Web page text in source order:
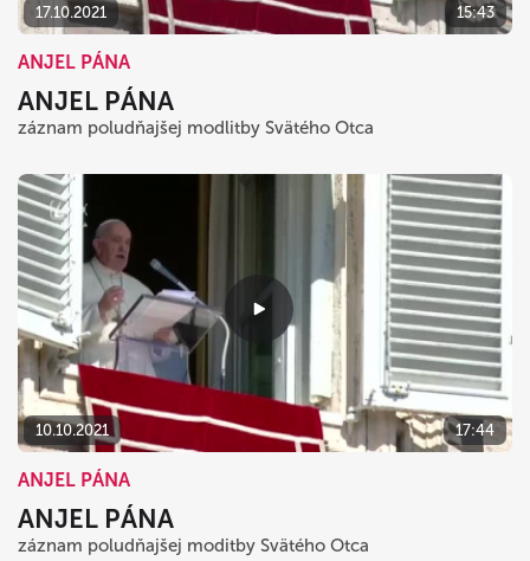
17.10.2021 15:43
ANJEL PÁNA
ANJEL PÁNA
záznam poludňajšej modlitby Svätého Otca
10.10.2021 17:44
ANJEL PÁNA
ANJEL PÁNA
záznam poludňajšej moditby Svätého Otca